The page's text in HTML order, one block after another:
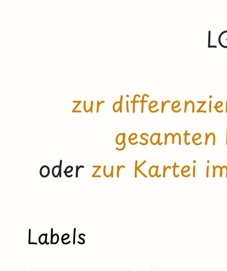
zur
oder zur Kartei
Labels